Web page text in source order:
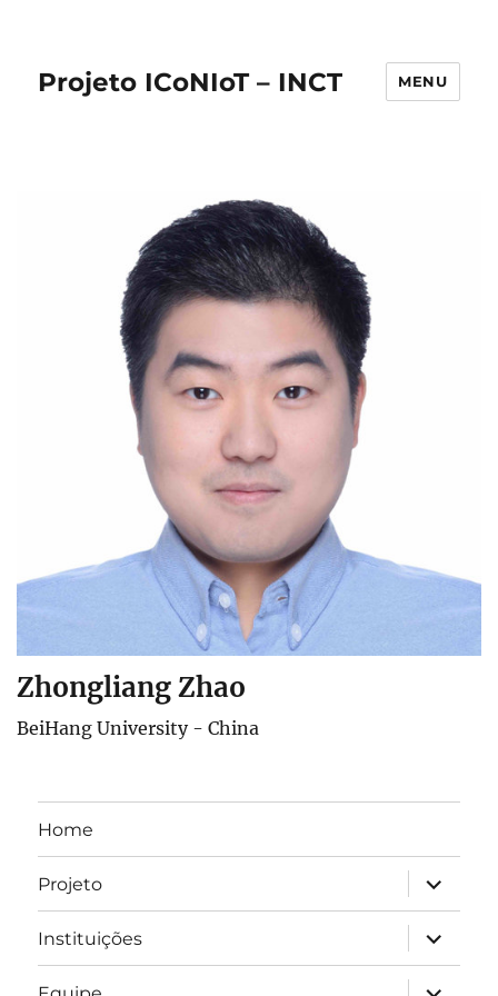
Projeto ICoNIoT – INCT MENU
Zhongliang Zhao
BeiHang University - China
Home
Projeto
expandir
Instituições
expandir
expandir